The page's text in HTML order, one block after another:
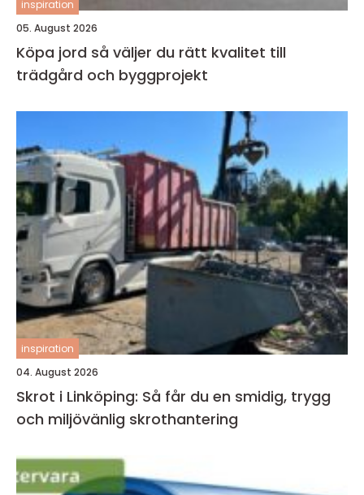
inspiration
05. August 2026
Köpa jord så väljer du rätt kvalitet till
trädgård och byggprojekt
inspiration
04. August 2026
Skrot i Linköping: Så får du en smidig, trygg
och miljövänlig skrothantering